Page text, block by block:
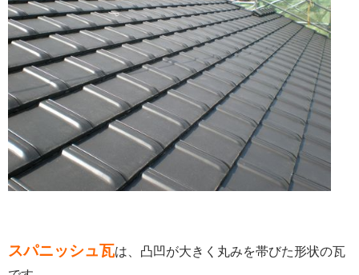
スパニッシュ瓦は、凸凹が大きく丸みを帯びた形状の瓦